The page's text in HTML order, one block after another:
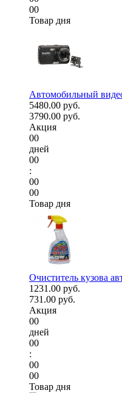
00
Товар дня
Автомобильный
5480.00 руб.
3790.00 руб.
Акция
00
дней
00
:
00
00
Товар дня
Очиститель кузова
1231.00 руб.
731.00 руб.
Акция
00
дней
00
:
00
00
Товар дня